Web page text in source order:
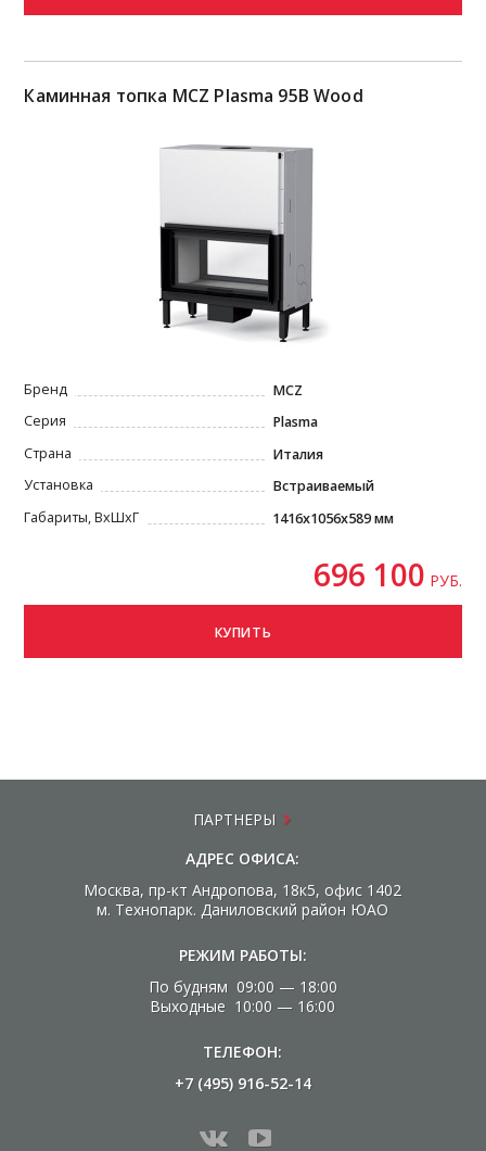
Каминная топка MCZ Plasma 95B Wood
Бренд
MCZ
Серия
Plasma
Страна
Италия
Установка
Встраиваемый
Габариты, ВxШxГ
1416x1056x589 мм
696 100 РУБ.
КУПИТЬ
ПАРТНЕРЫ
АДРЕС ОФИСА:
Москва, пр-кт Андропова, 18к5, офис 1402
м. Технопарк. Даниловский район ЮАО
РЕЖИМ РАБОТЫ:
По будням 09:00 — 18:00
Выходные 10:00 — 16:00
ТЕЛЕФОН:
+7 (495) 916-52-14